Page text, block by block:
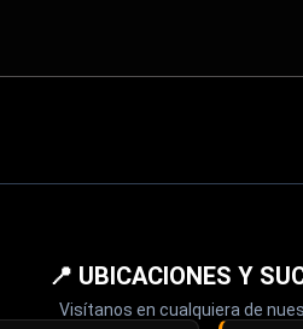
📍 UBICACIONES Y
Visítanos en cualquiera de